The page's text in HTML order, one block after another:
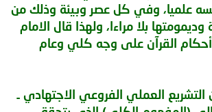
علميا، وفي كل عصر وبيئة وذلك من
بلا مراءا، ولهذا قال الامام
القرآن على وجه كلي وعام
العملي الفروعي الاجتهادي ـ